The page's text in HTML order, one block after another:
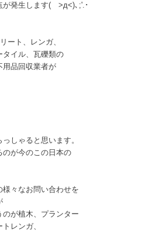
が発生します( >д<)､;'.･
ート、レンガ、
イル、瓦礫類の
品回収業者が
しゃると思います。
のが今のこの日本の
々なお問い合わせを
が植木、プランター
レンガ、